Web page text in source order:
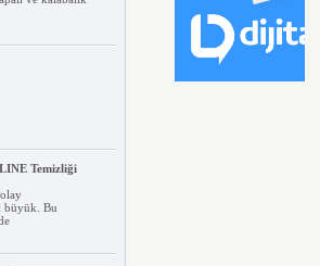
Temizliği
büyük. Bu